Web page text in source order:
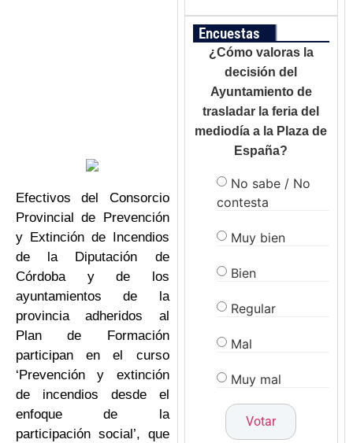
Efectivos del Consorcio
Provincial de Prevención
y Extinción de Incendios
de la Diputación de
Córdoba y de los
ayuntamientos de la
provincia adheridos al
Plan de Formación
participan en el curso
‘Prevención y extinción
de incendios desde el
enfoque de la
participación social’, que
Encuestas
¿Cómo valoras la
decisión del
Ayuntamiento de
trasladar la feria del
mediodía a la Plaza de
España?
No sabe / No
contesta
Muy bien
Bien
Regular
Mal
Muy mal